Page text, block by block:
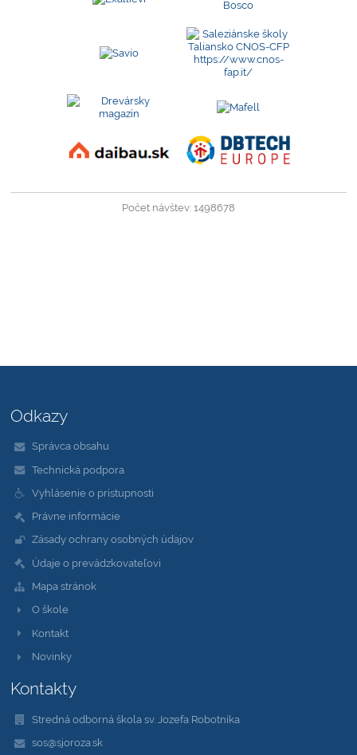
Počet návštev: 1498678
Odkazy
Správca obsahu
Technická podpora
Vyhlásenie o prístupnosti
Právne informácie
Zásady ochrany osobných údajov
Údaje o prevádzkovateľovi
Mapa stránok
O škole
Kontakt
Novinky
Kontakty
Stredná odborná škola sv. Jozefa Robotníka
sos@sjoroza.sk